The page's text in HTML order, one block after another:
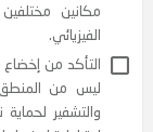
أي تحديد
من عدم خسارتها.
بأنه مع نهاية
مختلفين بما